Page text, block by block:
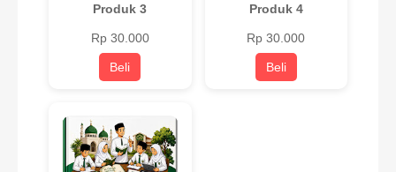
Produk 3
Rp 30.000
Beli
Produk 4
Rp 30.000
Beli